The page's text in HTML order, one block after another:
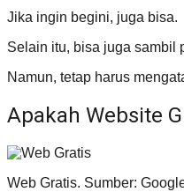
Jika ingin begini, juga bisa.
Selain itu, bisa juga sambil
Namun, tetap harus
Apakah Website
Web Gratis. Sumber: